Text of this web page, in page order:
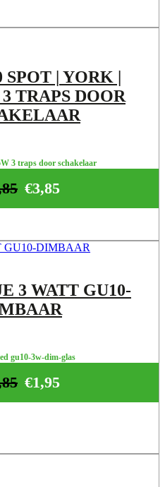
SPOT | YORK |
TRAPS DOOR
3 traps door schakelaar
€3,85
3 WATT GU10-
gu10-3w-dim-glas
€1,95